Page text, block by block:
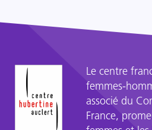
Le centre
femmes-
associé du
France,